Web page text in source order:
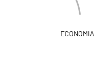
ECONOMIA